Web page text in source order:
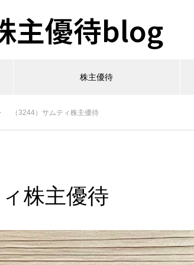
主優待blog
株主優待
（3244）サムティ株主優待
株主優待